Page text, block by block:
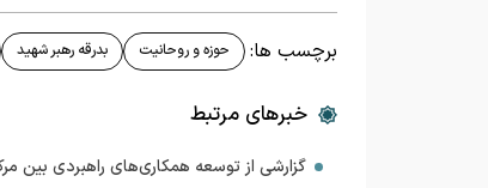
برچسب ها: حوزه و روحانیت بدرقه رهبر شهید
خبرهای مرتبط
گزارشی از توسعه همکاری‌های راهبردی بین